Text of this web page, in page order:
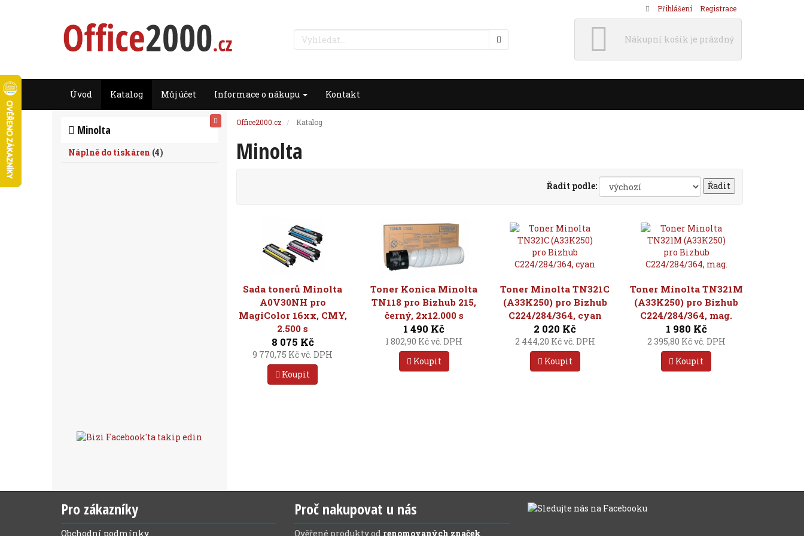
Nákupní košík je prázdný
Úvod Katalog Můj účet Informace o nákupu Kontakt
Office2000.cz Katalog
Minolta
Řadit podle:
Sada tonerů Minolta
A0V30NH pro
MagiColor 16xx, CMY,
2.500 s
8 075 Kč
9 770,75 Kč vč. DPH
Koupit
Toner Konica Minolta
TN118 pro Bizhub 215,
černý, 2x12.000 s
1 490 Kč
1 802,90 Kč vč. DPH
Koupit
Toner Minolta TN321C
(A33K250) pro Bizhub
C224/284/364, cyan
2 020 Kč
2 444,20 Kč vč. DPH
Koupit
Toner Minolta TN321M
(A33K250) pro Bizhub
C224/284/364, mag.
1 980 Kč
2 395,80 Kč vč. DPH
Koupit
Minolta
Náplně do tiskáren (4)
Pro zákazníky
Obchodní podmínky
Proč nakupovat u nás
Ověřené produkty od renomovaných značek
Přihlášení Registrace